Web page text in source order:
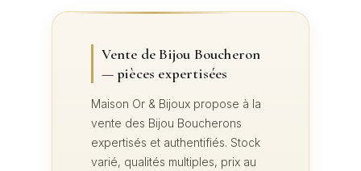
Vente de Bijou Boucheron
— pièces expertisées
Maison Or & Bijoux propose à la
vente des Bijou Boucherons
expertisés et authentifiés. Stock
varié, qualités multiples, prix au